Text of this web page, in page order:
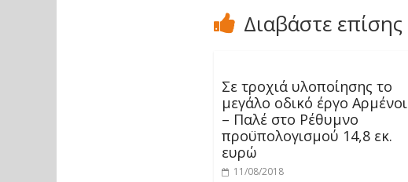
Διαβάστε επίσης
Σε τροχιά υλοποίησης το
μεγάλο οδικό έργο Αρμένοι
– Παλέ στο Ρέθυμνο
προϋπολογισμού 14,8 εκ.
ευρώ
11/08/2018